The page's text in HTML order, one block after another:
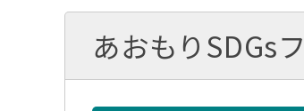
あおもりSDGs